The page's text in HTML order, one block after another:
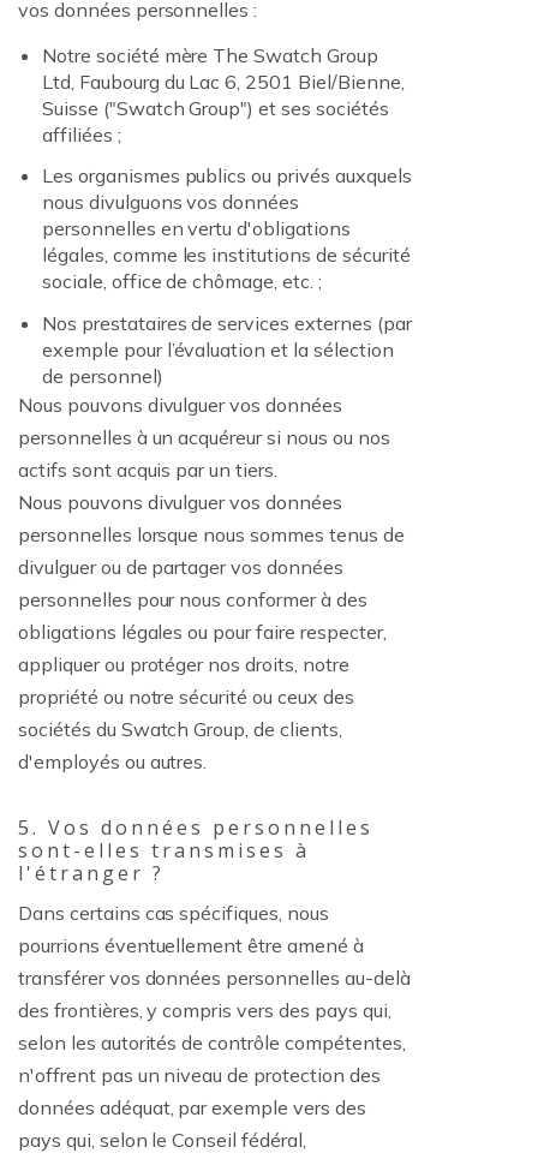
vos données personnelles :
Notre société mère The Swatch Group
Ltd, Faubourg du Lac 6, 2501 Biel/Bienne,
Suisse ("Swatch Group") et ses sociétés
affiliées ;
Les organismes publics ou privés auxquels
nous divulguons vos données
personnelles en vertu d'obligations
légales, comme les institutions de sécurité
sociale, office de chômage, etc. ;
Nos prestataires de services externes (par
exemple pour l’évaluation et la sélection
de personnel)
Nous pouvons divulguer vos données
personnelles à un acquéreur si nous ou nos
actifs sont acquis par un tiers.
Nous pouvons divulguer vos données
personnelles lorsque nous sommes tenus de
divulguer ou de partager vos données
personnelles pour nous conformer à des
obligations légales ou pour faire respecter,
appliquer ou protéger nos droits, notre
propriété ou notre sécurité ou ceux des
sociétés du Swatch Group, de clients,
d'employés ou autres.
5. Vos données personnelles
sont-elles transmises à
l'étranger ?
Dans certains cas spécifiques, nous
pourrions éventuellement être amené à
transférer vos données personnelles au-delà
des frontières, y compris vers des pays qui,
selon les autorités de contrôle compétentes,
n'offrent pas un niveau de protection des
données adéquat, par exemple vers des
pays qui, selon le Conseil fédéral,